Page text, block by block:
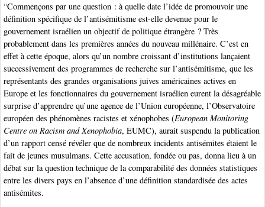
“Commençons par une question : à quelle date l’idée de promouvoir une
définition spécifique de l’antisémitisme est-elle devenue pour le
gouvernement israélien un objectif de politique étrangère ? Très
probablement dans les premières années du nouveau millénaire. C’est en
effet à cette époque, alors qu’un nombre croissant d’institutions lançaient
successivement des programmes de recherche sur l’antisémitisme, que les
représentants des grandes organisations juives américaines actives en
Europe et les fonctionnaires du gouvernement israélien eurent la désagréable
surprise d’apprendre qu’une agence de l’Union européenne, l’Observatoire
européen des phénomènes racistes et xénophobes (European Monitoring
Centre on Racism and Xenophobia, EUMC), aurait suspendu la publication
d’un rapport censé révéler que de nombreux incidents antisémites étaient le
fait de jeunes musulmans. Cette accusation, fondée ou pas, donna lieu à un
débat sur la question technique de la comparabilité des données statistiques
entre les divers pays en l’absence d’une définition standardisée des actes
antisémites.